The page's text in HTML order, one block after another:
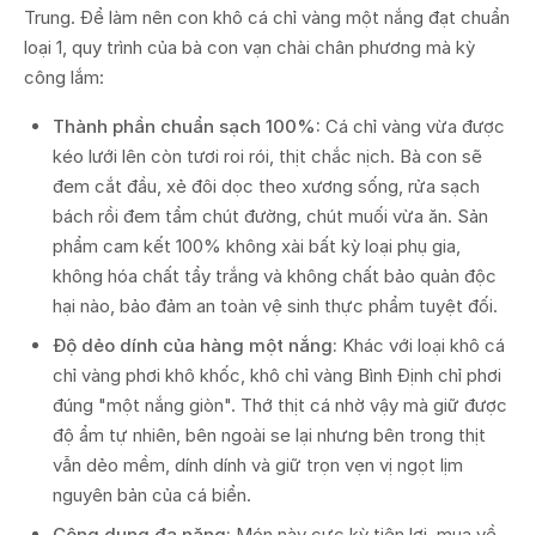
Trung. Để làm nên con khô cá chỉ vàng một nắng đạt chuẩn
loại 1, quy trình của bà con vạn chài chân phương mà kỳ
công lắm:
Thành phần chuẩn sạch 100%: Cá chỉ vàng vừa được
kéo lưới lên còn tươi roi rói, thịt chắc nịch. Bà con sẽ
đem cắt đầu, xẻ đôi dọc theo xương sống, rửa sạch
bách rồi đem tẩm chút đường, chút muối vừa ăn. Sản
phẩm cam kết 100% không xài bất kỳ loại phụ gia,
không hóa chất tẩy trắng và không chất bảo quản độc
hại nào, bảo đảm an toàn vệ sinh thực phẩm tuyệt đối.
Độ dẻo dính của hàng một nắng: Khác với loại khô cá
chỉ vàng phơi khô khốc, khô chỉ vàng Bình Định chỉ phơi
đúng "một nắng giòn". Thớ thịt cá nhờ vậy mà giữ được
độ ẩm tự nhiên, bên ngoài se lại nhưng bên trong thịt
vẫn dẻo mềm, dính dính và giữ trọn vẹn vị ngọt lịm
nguyên bản của cá biển.